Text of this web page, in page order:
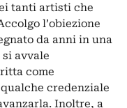
tanti artisti che
l’obiezione
da anni in una
avvale
come
credenziale
Inoltre, a